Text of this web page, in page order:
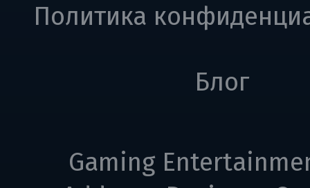
Политика
Блог
Gaming